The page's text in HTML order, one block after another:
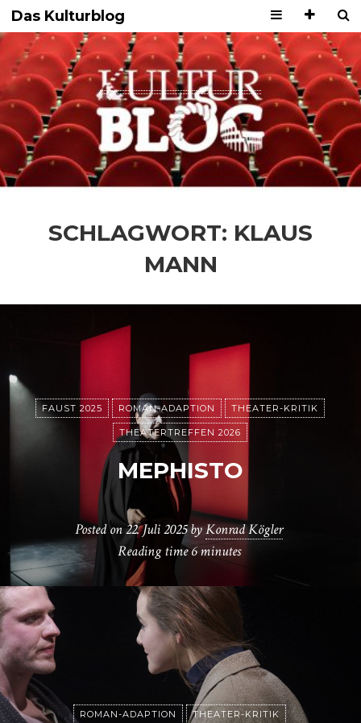
Das Kulturblog
SCHLAGWORT: KLAUS
MANN
FAUST 2025 ROMAN-ADAPTION THEATER-KRITIK
THEATERTREFFEN 2026
MEPHISTO
Posted on22. Juli 2025byKonrad Kögler
Reading time6 minutes
ROMAN-ADAPTION THEATER-KRITIK